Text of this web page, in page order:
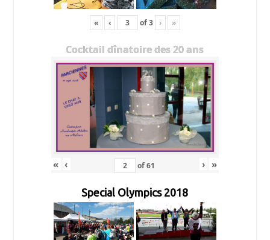
« ‹ of3 › »
Cocktail dînatoire des 20 ans
« ‹ of61 › »
Special Olympics 2018